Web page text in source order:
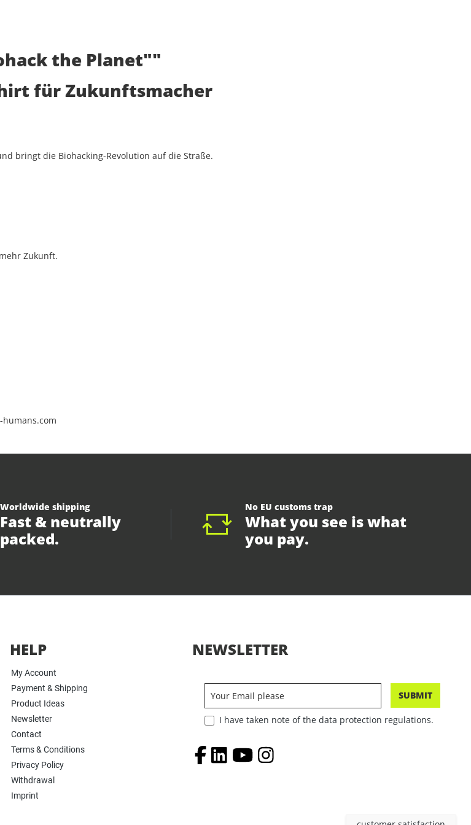
the Planet""
für Zukunftsmacher
bringt die Biohacking-Revolution auf die Straße.
Zukunft.
humans.com
Worldwide shipping
Fast & neutrally
packed.
No EU customs trap
What you see is what
you pay.
HELP
My Account
Payment & Shipping
Product Ideas
Newsletter
Contact
Terms & Conditions
Privacy Policy
Withdrawal
Imprint
NEWSLETTER
SUBMIT
I have taken note of the data protection regulations.